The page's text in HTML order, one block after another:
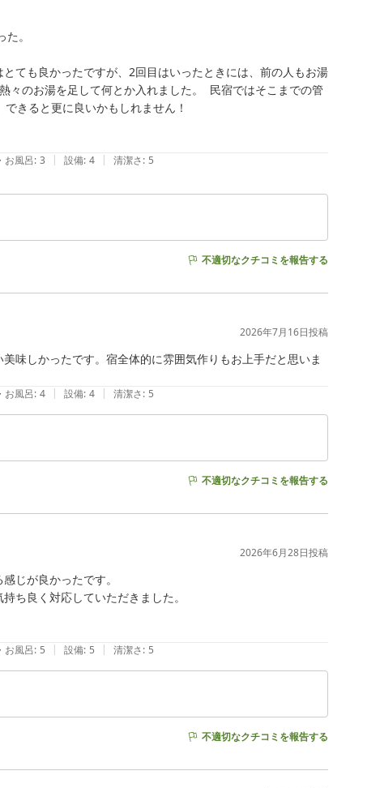
。
ても良かったですが、2回目はいったときには、前の人もお湯
々のお湯を足して何とか入れました。  民宿ではそこまでの管
きると更に良いかもしれません！
お風呂: 3 | 設備: 4 | 清潔さ: 5
不適切なクチコミを報告する
2026年7月16日投稿
味しかったです。宿全体的に雰囲気作りもお上手だと思いま
お風呂: 4 | 設備: 4 | 清潔さ: 5
不適切なクチコミを報告する
2026年6月28日投稿
じが良かったです。
ち良く対応していただきました。
お風呂: 5 | 設備: 5 | 清潔さ: 5
不適切なクチコミを報告する